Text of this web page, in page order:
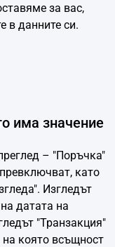
за вас,
в данните си.
има значение
– "Поръчка"
като
Изгледът
датата на
"Транзакция"
на която всъщност